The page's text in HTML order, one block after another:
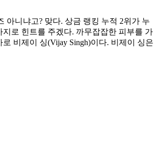
아니냐고? 맞다. 상금 랭킹 누적 2위가 누
로 힌트를 주겠다. 까무잡잡한 피부를 가
비제이 싱(Vijay Singh)이다. 비제이 싱은